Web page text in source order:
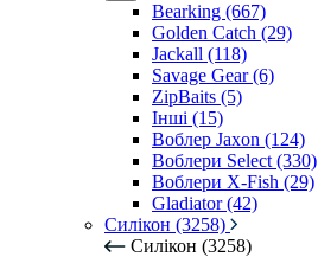
Bearking (667)
Golden Catch (29)
Jackall (118)
Savage Gear (6)
ZipBaits (5)
Інші (15)
Воблер Jaxon (124)
Воблери Select (330)
Воблери X-Fish (29)
Gladiator (42)
Силікон (3258)
Силікон (3258)